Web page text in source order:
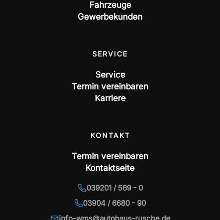
Fahrzeuge
Gewerbekunden
SERVICE
Service
Termin vereinbaren
Karriere
KONTAKT
Termin vereinbaren
Kontaktseite
039201 / 569 - 0
03904 / 6680 - 90